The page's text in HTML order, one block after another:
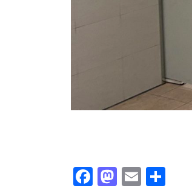
FacebookMastodon
Email